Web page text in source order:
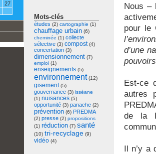
27
Mots-clés
études (2) cartographie (1)
chauffage urbain (6)
cheminée (1) collecte
sélective (3) compost(4)
concertation (3)
dimensionnement (7)
emploi (1)
enseignements (5)
environnement (12)
gisement(5)
gouvernance (3) isséane
(1) nuisances (5)
opportunité (3) panache (2)
prévention (6) PREDMA
(2) presse (2) propositions
(1) réduction (7) santé
(10) tri-recyclage (9)
vidéo (4)
Nous –
pour le
d’une
Est-ce
autres
de la
Il n’y a